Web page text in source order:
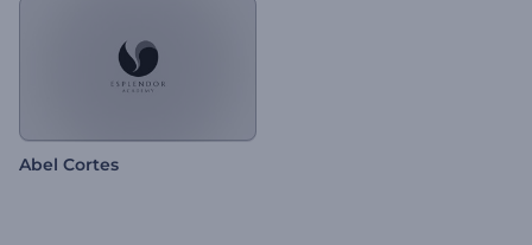
Abel Cortes